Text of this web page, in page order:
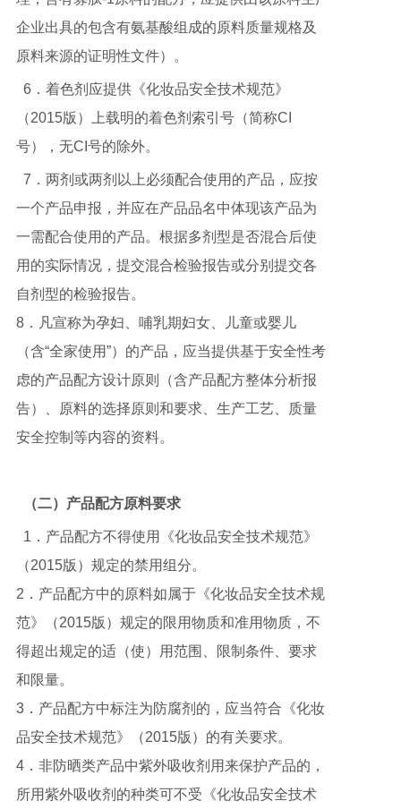
企业出具的包含有氨基酸组成的原料质量规格及
原料来源的证明性文件）。
6．着色剂应提供《化妆品安全技术规范》
（2015版）上载明的着色剂索引号（简称CI
号），无CI号的除外。
7．两剂或两剂以上必须配合使用的产品，应按
一个产品申报，并应在产品品名中体现该产品为
一需配合使用的产品。根据多剂型是否混合后使
用的实际情况，提交混合检验报告或分别提交各
自剂型的检验报告。
8．凡宣称为孕妇、哺乳期妇女、儿童或婴儿
（含“全家使用”）的产品，应当提供基于安全性考
虑的产品配方设计原则（含产品配方整体分析报
告）、原料的选择原则和要求、生产工艺、质量
安全控制等内容的资料。
（二）产品配方原料要求
1．产品配方不得使用《化妆品安全技术规范》
（2015版）规定的禁用组分。
2．产品配方中的原料如属于《化妆品安全技术规
范》（2015版）规定的限用物质和准用物质，不
得超出规定的适（使）用范围、限制条件、要求
和限量。
3．产品配方中标注为防腐剂的，应当符合《化妆
品安全技术规范》（2015版）的有关要求。
4．非防晒类产品中紫外吸收剂用来保护产品的，
所用紫外吸收剂的种类可不受《化妆品安全技术